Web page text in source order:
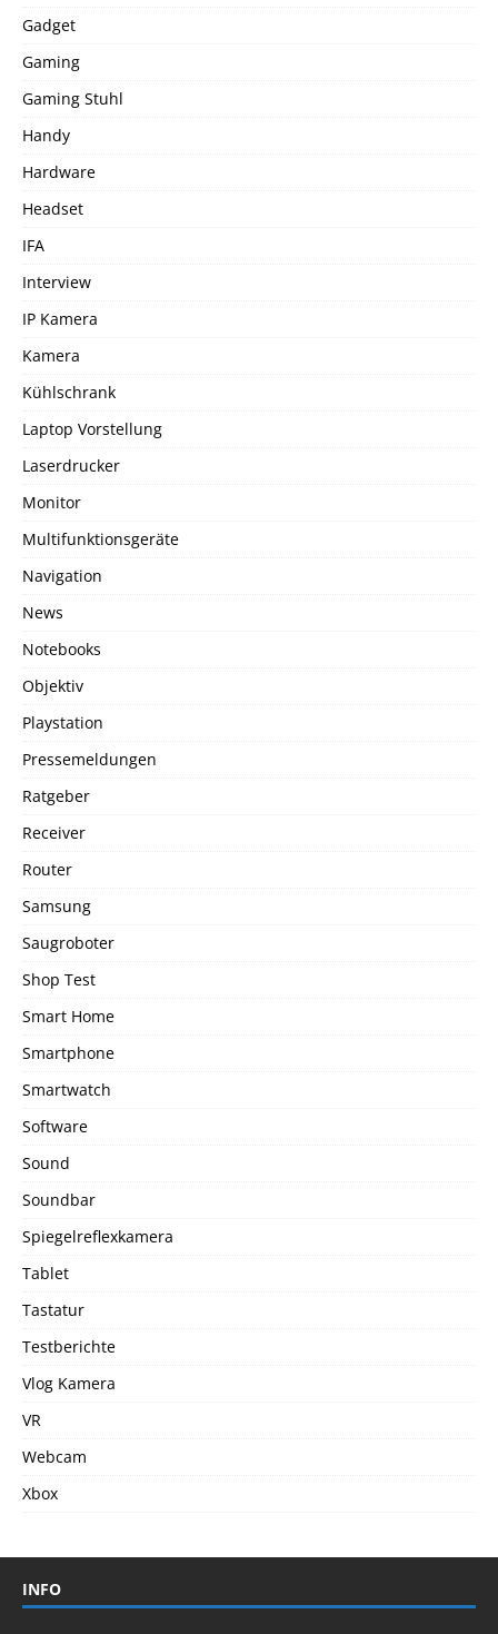
Gadget
Gaming
Gaming Stuhl
Handy
Hardware
Headset
IFA
Interview
IP Kamera
Kamera
Kühlschrank
Laptop Vorstellung
Laserdrucker
Monitor
Multifunktionsgeräte
Navigation
News
Notebooks
Objektiv
Playstation
Pressemeldungen
Ratgeber
Receiver
Router
Samsung
Saugroboter
Shop Test
Smart Home
Smartphone
Smartwatch
Software
Sound
Soundbar
Spiegelreflexkamera
Tablet
Tastatur
Testberichte
Vlog Kamera
VR
Webcam
Xbox
INFO